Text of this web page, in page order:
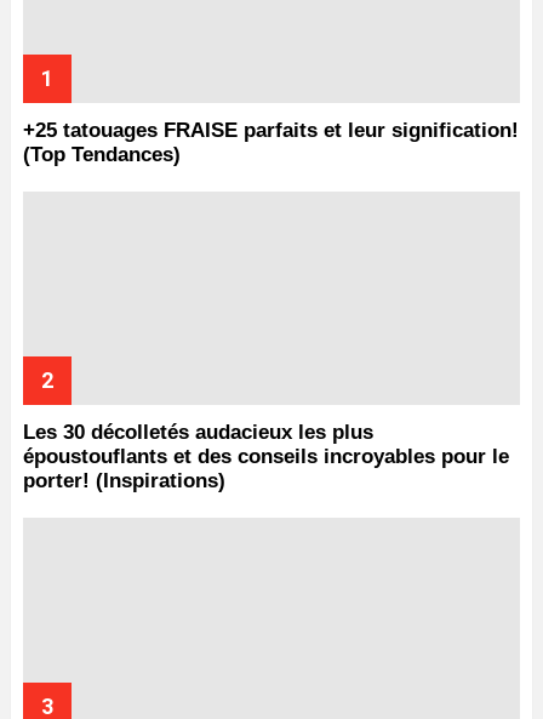
+25 tatouages ​​FRAISE parfaits et leur signification!
(Top Tendances)
Les 30 décolletés audacieux les plus
époustouflants et des conseils incroyables pour le
porter! (Inspirations)